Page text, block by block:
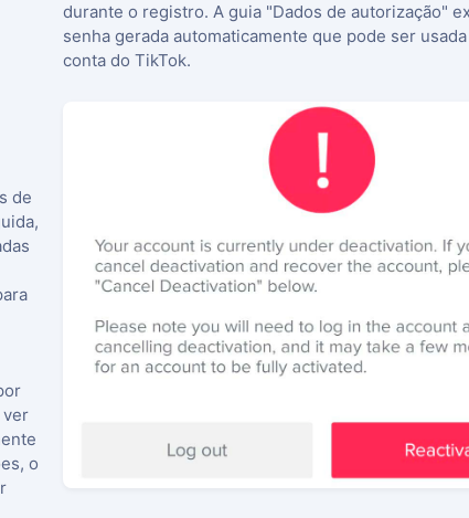
durante o registro. A guia "Dados de autorização"
senha gerada automaticamente que pode ser
conta do TikTok.
de
ver
o